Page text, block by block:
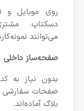
روی موبایل و
دسکتاپ.
می‌توانند
صفحه‌ساز داخلی
بدون نیاز به
صفحات سفارشی
بلاگ آماده‌اند.